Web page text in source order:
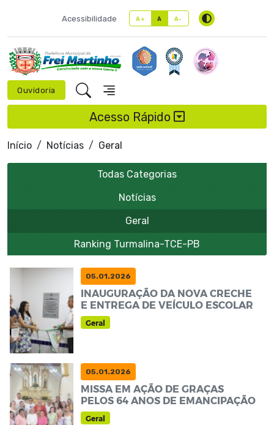
Acessibilidade A+ A A-
Ouvidoria
Acesso Rápido
Início Notícias Geral
Todas Categorias
Notícias
Geral
Ranking Turmalina-TCE-PB
05.01.2026
INAUGURAÇÃO DA NOVA CRECHE
E ENTREGA DE VEÍCULO ESCOLAR
Geral
05.01.2026
MISSA EM AÇÃO DE GRAÇAS
PELOS 64 ANOS DE EMANCIPAÇÃO
Geral